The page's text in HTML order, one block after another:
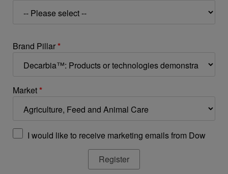
Brand Pillar*
Market*
I would like to receive marketing emails from Dow